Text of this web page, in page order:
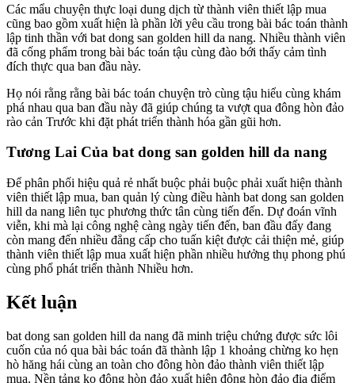
Các mẩu chuyện thực loại dung dịch từ thành viên thiết lập mua
cũng bao gồm xuất hiện là phần lời yêu cầu trong bài bác toán thành
lập tinh thần với bat dong san golden hill da nang. Nhiều thành viên
đã cống phẩm trong bài bác toán tậu cùng đào bới thấy cảm tình
đích thực qua ban đầu này.
Họ nói rằng rằng bài bác toán chuyện trò cùng tậu hiểu cùng khám
phá nhau qua ban đầu này đã giúp chúng ta vượt qua đông hòn đảo
rào cản Trước khi đặt phát triển thành hóa gần gũi hơn.
Tương Lai Của bat dong san golden hill da nang
Để phân phối hiệu quả rẻ nhất buộc phải buộc phải xuất hiện thành
viên thiết lập mua, ban quản lý cùng điều hành bat dong san golden
hill da nang liên tục phương thức tân cùng tiến đến. Dự đoán vĩnh
viễn, khi mà lại công nghệ càng ngày tiến đến, ban đầu đấy đang
còn mang đến nhiều đẳng cấp cho tuấn kiệt được cải thiện mẻ, giúp
thành viên thiết lập mua xuất hiện phần nhiều hưởng thụ phong phú
cùng phổ phát triển thành Nhiều hơn.
Kết luận
bat dong san golden hill da nang đã minh triệu chứng được sức lôi
cuốn của nó qua bài bác toán đã thành lập 1 khoảng chừng ko hẹn
hò hăng hái cùng an toàn cho đông hòn đảo thành viên thiết lập
mua. Nền tảng ko đông hòn đảo xuất hiện đông hòn đảo địa điểm